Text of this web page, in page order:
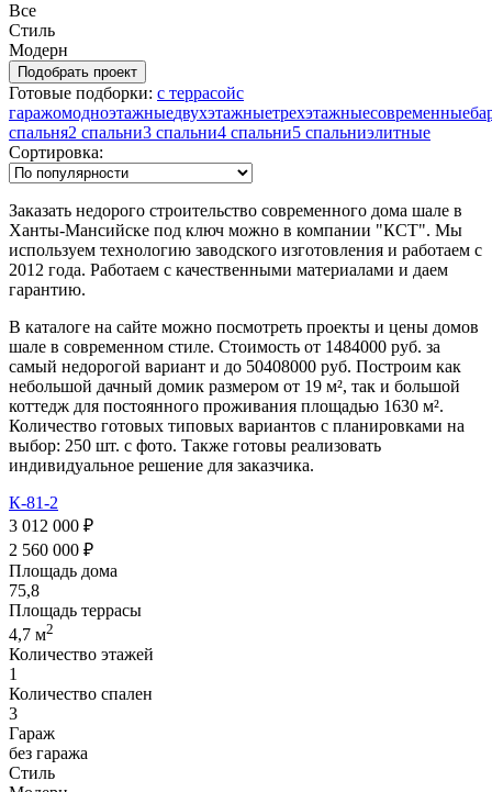
Все
Стиль
Модерн
Готовые подборки: с террасойс
гаражомодноэтажныедвухэтажныетрехэтажныесовременные
спальня2 спальни3 спальни4 спальни5 спальниэлитные
Сортировка:
Заказать недорого строительство современного дома шале в
Ханты-Мансийске под ключ можно в компании "КСТ". Мы
используем технологию заводского изготовления и работаем с
2012 года. Работаем с качественными материалами и даем
гарантию.
В каталоге на сайте можно посмотреть проекты и цены домов
шале в современном стиле. Стоимость от 1484000 руб. за
самый недорогой вариант и до 50408000 руб. Построим как
небольшой дачный домик размером от 19 м², так и большой
коттедж для постоянного проживания площадью 1630 м².
Количество готовых типовых вариантов с планировками на
выбор: 250 шт. с фото. Также готовы реализовать
индивидуальное решение для заказчика.
К-81-2
3 012 000 ₽
2 560 000 ₽
Площадь дома
75,8
Площадь террасы
4,7 м2
Количество этажей
1
Количество спален
3
Гараж
без гаража
Стиль